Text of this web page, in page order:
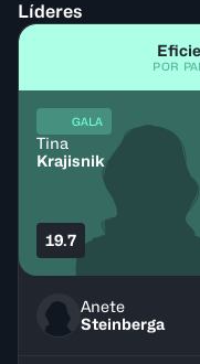
Líderes
POR
GALA
Tina
Krajisnik
19.7
Anete
Steinberga